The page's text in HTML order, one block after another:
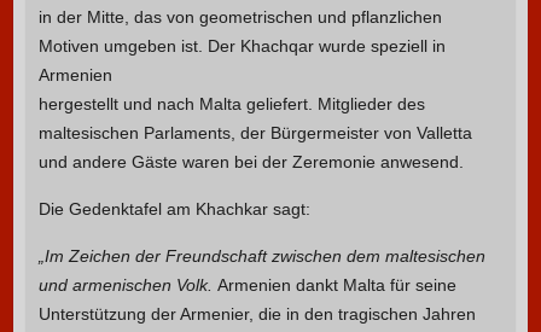
in der Mitte, das von geometrischen und pflanzlichen
Motiven umgeben ist. Der Khachqar wurde speziell in
Armenien
hergestellt und nach Malta geliefert. Mitglieder des
maltesischen Parlaments, der Bürgermeister von Valletta
und andere Gäste waren bei der Zeremonie anwesend.
Die Gedenktafel am Khachkar sagt:
„Im Zeichen der Freundschaft zwischen dem maltesischen
und armenischen Volk. Armenien dankt Malta für seine
Unterstützung der Armenier, die in den tragischen Jahren